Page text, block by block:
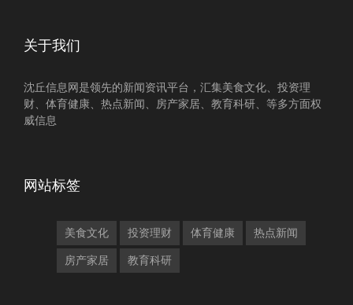
关于我们
沈丘信息网是领先的新闻资讯平台，汇集美食文化、投资理
财、体育健康、热点新闻、房产家居、教育科研、等多方面权
威信息
网站标签
美食文化 投资理财 体育健康 热点新闻
房产家居 教育科研